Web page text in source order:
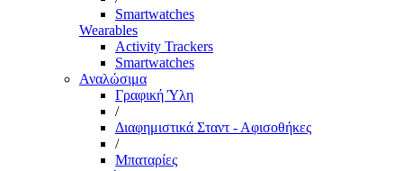
Smartwatches
Wearables
Activity Trackers
Smartwatches
Αναλώσιμα
Γραφική Ύλη
/
Διαφημιστικά Σταντ - Αφισοθήκες
/
Μπαταρίες